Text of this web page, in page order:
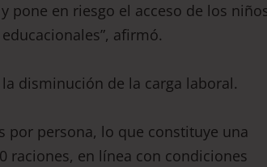
pone en riesgo el acceso de los
afirmó.
disminución de la carga laboral.
por persona, lo que constituye una
raciones, en línea con condiciones